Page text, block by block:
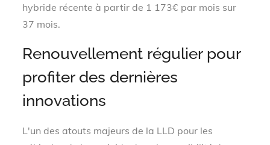
hybride récente à partir de 1 173€ par mois sur
37 mois.
Renouvellement régulier pour
profiter des dernières
innovations
L'un des atouts majeurs de la LLD pour les